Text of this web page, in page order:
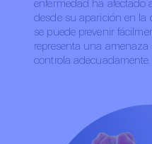
enfermedad ha afectado
desde su aparición en la
se puede prevenir
representa una
controla adecuadamente.